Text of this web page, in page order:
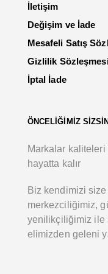
İletişim
Değişim ve İade
Mesafeli Satış
Gizlilik
İptal İade
ÖNCELİĞİMİZ
Markalar
hayatta kalır
Biz kendimizi
merkezciliğimiz,
yenilikçiliğimiz ile
elimizden geleni